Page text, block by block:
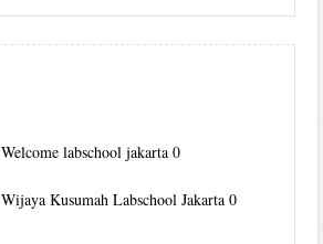
Welcome labschool jakarta 0
Wijaya Kusumah Labschool Jakarta 0